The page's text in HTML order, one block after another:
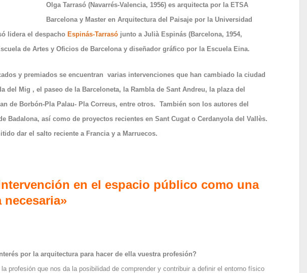
Olga Tarrasó (Navarrés-Valencia, 1956) es arquitecta por la ETSA
Barcelona y Master en Arquitectura del Paisaje por la Universidad
lidera el despacho Espinás-Tarrasó junto a Julià Espinás (Barcelona, 1954,
de Artes y Oficios de Barcelona y diseñador gráfico por la Escuela Eina.
y premiados se encuentran varias intervenciones que han cambiado la ciudad
del Mig , el paseo de la Barceloneta, la Rambla de Sant Andreu, la plaza del
de Borbón-Pla Palau- Pla Correus, entre otros. También son los autores del
Badalona, así como de proyectos recientes en Sant Cugat o Cerdanyola del Vallès.
dar el salto reciente a Francia y a Marruecos.
en el espacio público como una
necesaria»
por la arquitectura para hacer de ella vuestra profesión?
profesión que nos da la posibilidad de comprender y contribuir a definir el entorno físico